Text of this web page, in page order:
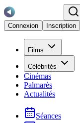
Connexion
Inscription
Films
Célébrités
Cinémas
Palmarès
Actualités
Séances